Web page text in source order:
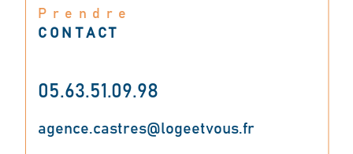
Prendre
CONTACT
05.63.51.09.98
agence.castres@logeetvous.fr